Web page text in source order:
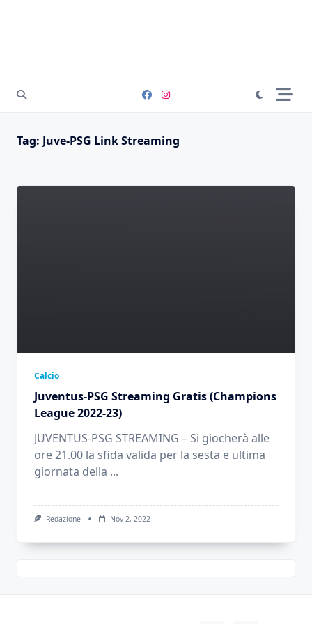
Tag: Juve-PSG Link Streaming
Calcio
Juventus-PSG Streaming Gratis (Champions
League 2022-23)
JUVENTUS-PSG STREAMING – Si giocherà alle
ore 21.00 la sfida valida per la sesta e ultima
giornata della ...
Redazione Nov 2, 2022